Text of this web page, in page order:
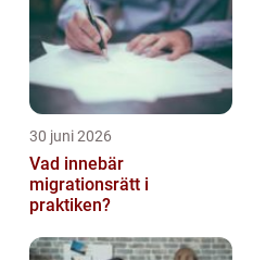
30 juni 2026
Vad innebär
migrationsrätt i
praktiken?